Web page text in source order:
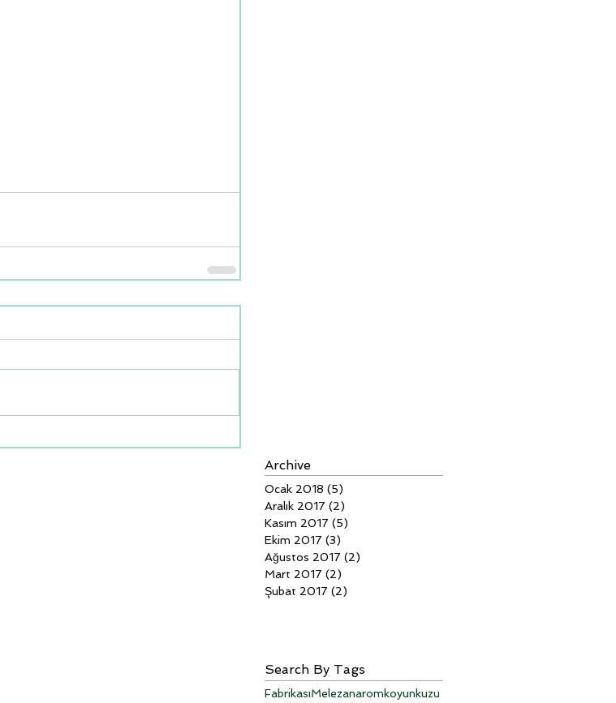
Archive
Ocak 2018 (5)
Aralık 2017 (2)
Kasım 2017 (5)
Ekim 2017 (3)
Ağustos 2017 (2)
Mart 2017 (2)
Şubat 2017 (2)
Search By Tags
FabrikasıMelezanaromkoyunkuzu